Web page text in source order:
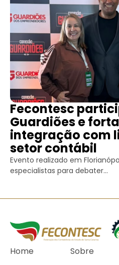
Fecontesc
Guardiões e
integração com
setor contábil
Evento realizado em
especialistas para debater...
Home
Sobre